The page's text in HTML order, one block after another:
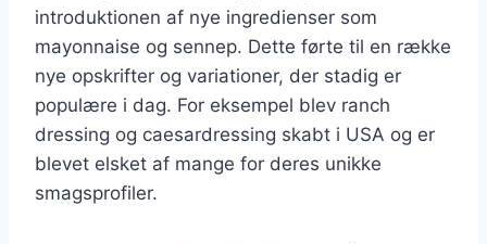
introduktionen af nye ingredienser som
mayonnaise og sennep. Dette førte til en række
nye opskrifter og variationer, der stadig er
populære i dag. For eksempel blev ranch
dressing og caesardressing skabt i USA og er
blevet elsket af mange for deres unikke
smagsprofiler.